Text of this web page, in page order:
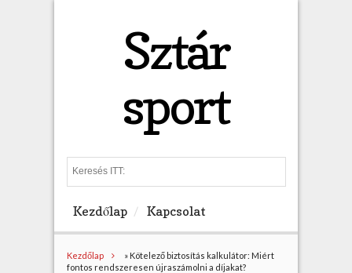
Sztár
sport
e
h
Kezdőlap Kapcsolat
Kezdőlap » Kötelező biztosítás kalkulátor: Miért
fontos rendszeresen újraszámolni a díjakat?